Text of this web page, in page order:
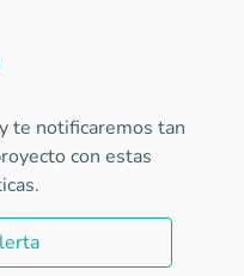
te notificaremos tan
con estas